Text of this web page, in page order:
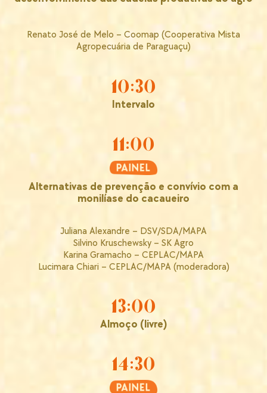
Renato José de Melo – Coomap (Cooperativa Mista
Agropecuária de Paraguaçu)
10:30
Intervalo
11:00
Alternativas de prevenção e convívio com a
monilíase do cacaueiro
Juliana Alexandre – DSV/SDA/MAPA
Silvino Kruschewsky – SK Agro
Karina Gramacho – CEPLAC/MAPA
Lucimara Chiari – CEPLAC/MAPA (moderadora)
13:00
Almoço (livre)
14:30